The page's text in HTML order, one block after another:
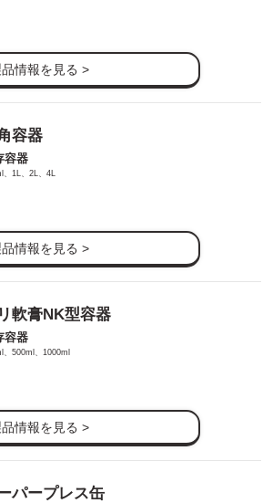
情報を見る >
容器
容器
、1L、2L、4L
情報を見る >
軟膏NK型容器
容器
、500ml、1000ml
情報を見る >
パープレス缶